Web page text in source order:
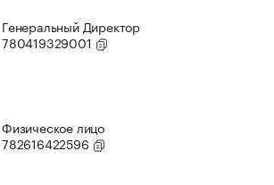
Генеральный Директор
780419329001
Физическое лицо
782616422596